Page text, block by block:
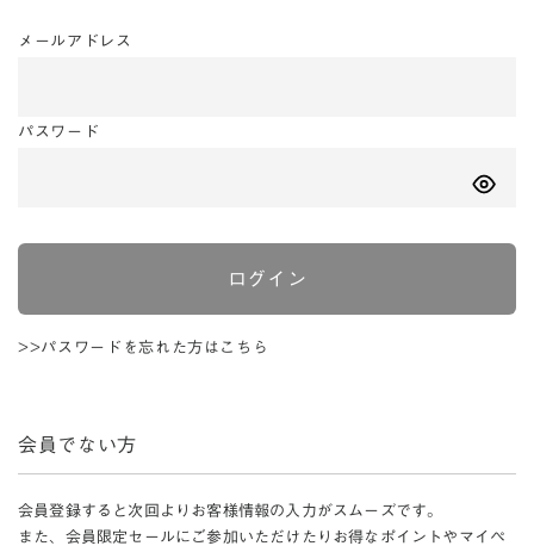
メールアドレス
パスワード
ログイン
>>パスワードを忘れた方はこちら
会員でない方
会員登録すると次回よりお客様情報の入力がスムーズです。
また、会員限定セールにご参加いただけたりお得なポイントやマイペ